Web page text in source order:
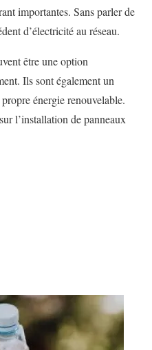
importantes. Sans parler de
d’électricité au réseau.
être une option
Ils sont également un
énergie renouvelable.
l’installation de panneaux